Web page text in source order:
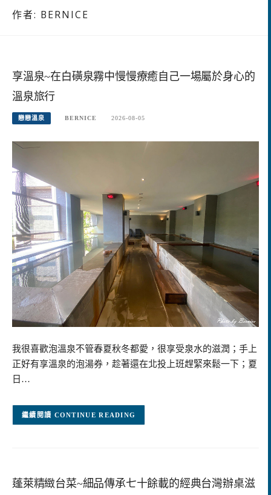
作者: BERNICE
享溫泉~在白磺泉霧中慢慢療癒自己一場屬於身心的
溫泉旅行
戀戀溫泉 BERNICE 2026-08-05
我很喜歡泡溫泉不管春夏秋冬都愛，很享受泉水的滋潤；手上
正好有享溫泉的泡湯券，趁著還在北投上班趕緊來鬆一下；夏
日…
CONTINUE READING
蓬萊精緻台菜~細品傳承七十餘載的經典台灣辦桌滋